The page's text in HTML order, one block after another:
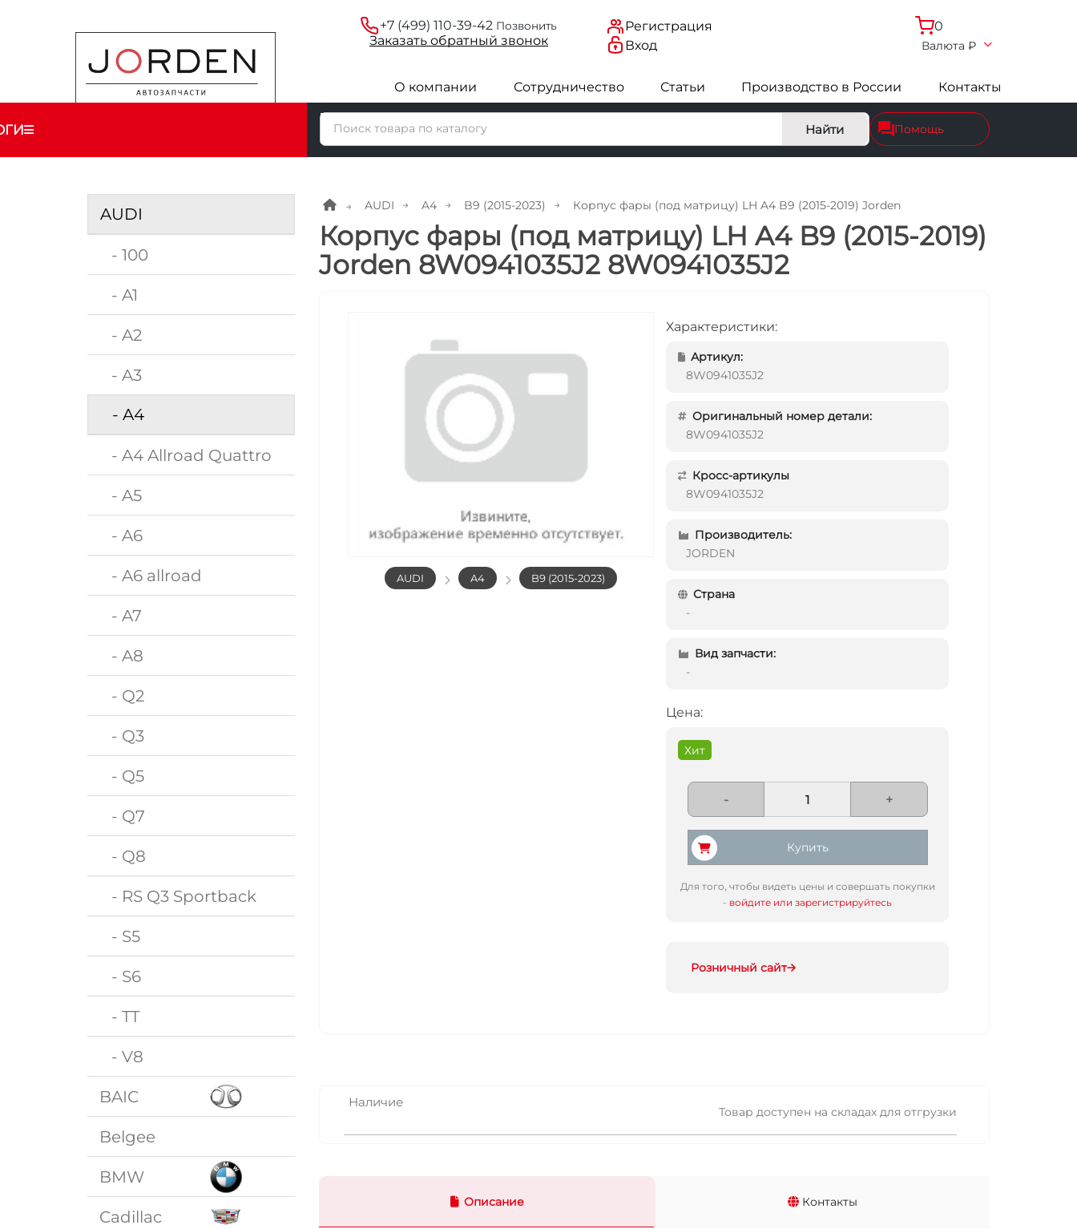
+7 (499) 110-39-42 Позвонить
Заказатьобратныйзвонок
Регистрация
Вход
0
Валюта ₽
О компании Сотрудничество Статьи Производство в России Контакты
Найти Помощь
AUDI
- 100
- A1
- A2
- A3
- A4
- A4 Allroad Quattro
- A5
- A6
- A6 allroad
- A7
- A8
- Q2
- Q3
- Q5
- Q7
- Q8
- RS Q3 Sportback
- S5
- S6
- TT
- V8
BAIC
Belgee
BMW
Cadillac
AUDI A4 B9 (2015-2023) Корпус фары (под матрицу) LH A4 B9 (2015-2019) Jorden
Корпус фары (под матрицу) LH A4 B9 (2015-2019)
Jorden 8W0941035J2 8W0941035J2
AUDI A4 B9 (2015-2023)
Характеристики:
Артикул:
8W0941035J2
Оригинальный номер детали:
8W0941035J2
Кросс-артикулы
8W0941035J2
Производитель:
JORDEN
Страна
-
Вид запчасти:
-
Цена:
Хит
- +
Купить
Для того, чтобы видеть цены и совершать покупки
- войдите или зарегистрируйтесь
Розничный сайт
Наличие
Товар доступен на складах для отгрузки
Описание Контакты